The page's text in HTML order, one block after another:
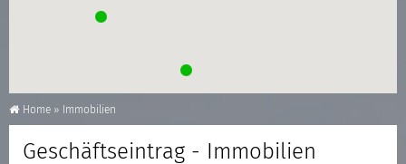
Home » Immobilien
Geschäftseintrag - Immobilien